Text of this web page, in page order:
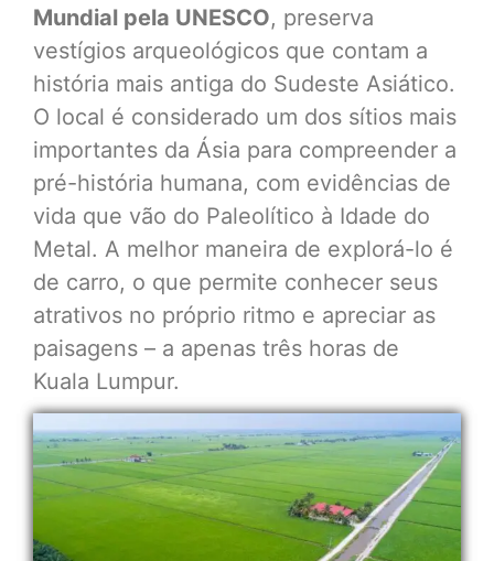
Mundial pela UNESCO, preserva
vestígios arqueológicos que contam a
história mais antiga do Sudeste Asiático.
O local é considerado um dos sítios mais
importantes da Ásia para compreender a
pré-história humana, com evidências de
vida que vão do Paleolítico à Idade do
Metal. A melhor maneira de explorá-lo é
de carro, o que permite conhecer seus
atrativos no próprio ritmo e apreciar as
paisagens – a apenas três horas de
Kuala Lumpur.